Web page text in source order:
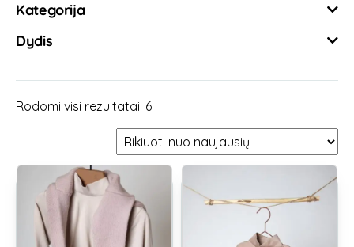
Kategorija
Dydis
Rodomi visi rezultatai: 6